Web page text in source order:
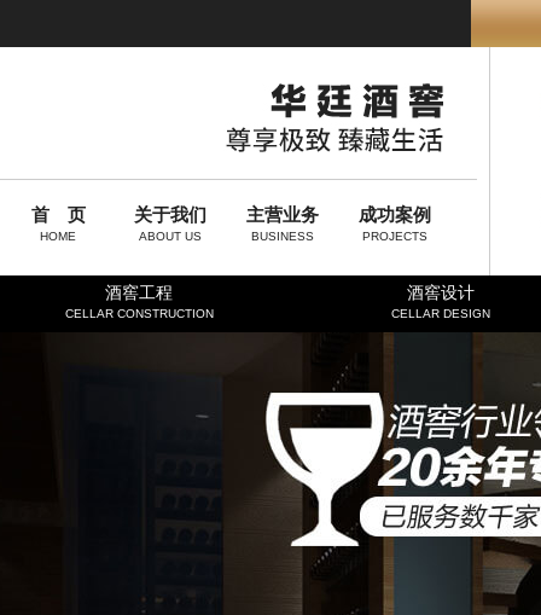
首 页
HOME
关于我们
ABOUT US
主营业务
BUSINESS
成功案例
PROJECTS
酒窖工程
CELLAR CONSTRUCTION
酒窖设计
CELLAR DESIGN